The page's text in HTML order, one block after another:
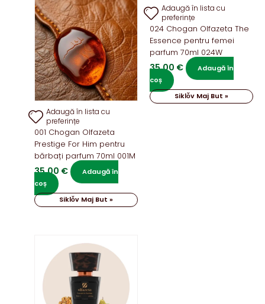
Adaugă în lista cu
preferințe
001 Chogan Olfazeta
Prestige For Him pentru
bărbați parfum 70ml 001M
35,00 €
Adaugă în
coș
Siklǒv Maj But »
Adaugă în lista cu
preferințe
024 Chogan Olfazeta The
Essence pentru femei
parfum 70ml 024W
35,00 €
Adaugă în
coș
Siklǒv Maj But »